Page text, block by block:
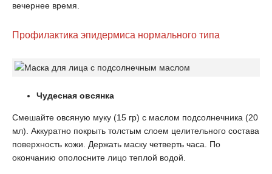
вечернее время.
Профилактика эпидермиса нормального типа
Чудесная овсянка
Смешайте овсяную муку (15 гр) с маслом подсолнечника (20
мл). Аккуратно покрыть толстым слоем целительного состава
поверхность кожи. Держать маску четверть часа. По
окончанию ополосните лицо теплой водой.